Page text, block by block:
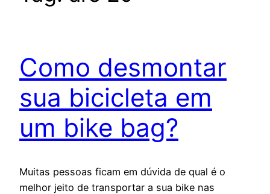
Como desmontar
sua bicicleta em
um bike bag?
Muitas pessoas ficam em dúvida de qual é o
melhor jeito de transportar a sua bike nas